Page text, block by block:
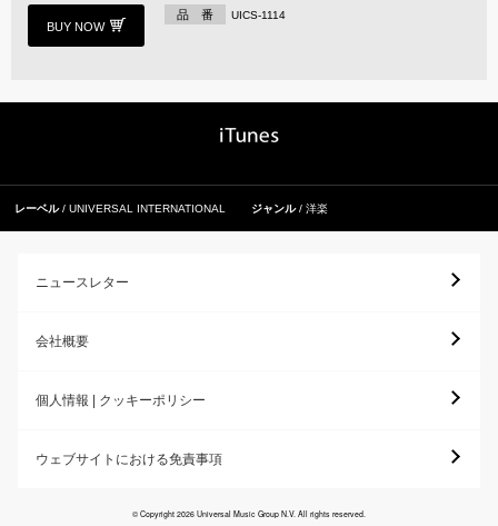
BUY NOW
品 番 UICS-1114
レーベル UNIVERSAL INTERNATIONAL ジャンル 洋楽
ニュースレター
会社概要
個人情報 | クッキーポリシー
ウェブサイトにおける免責事項
© Copyright 2026 Universal Music Group N.V. All rights reserved.